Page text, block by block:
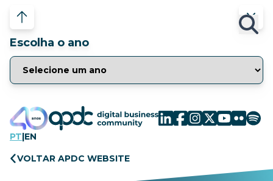
Escolha o ano
PT|EN
VOLTAR APDC WEBSITE